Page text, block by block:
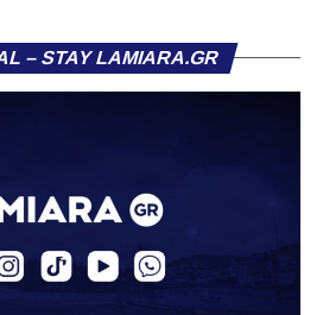
η κατηγορία, είναι ότι
αδυναμίες. Σαν να ψάχνεις
δεν βρέχει, ενώ κρατάς
ιστορική διαδρομή
– STAY LAMIARA.GR